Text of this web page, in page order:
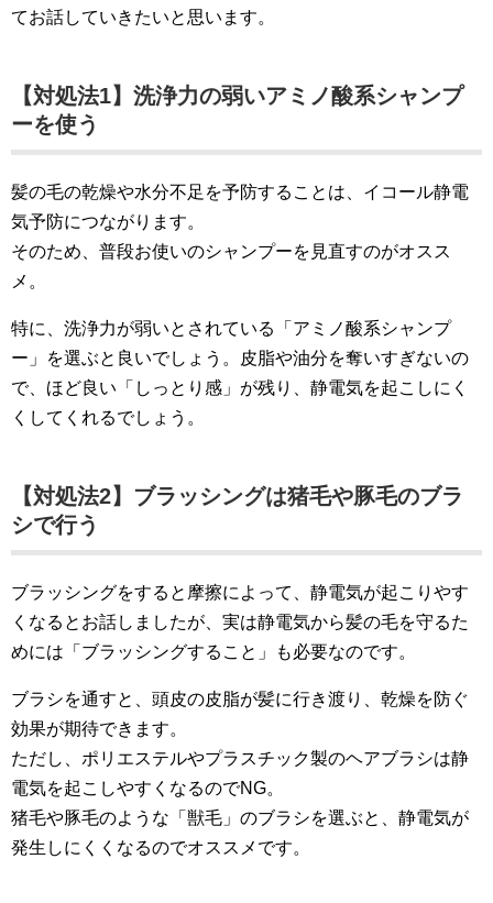
てお話していきたいと思います。
【対処法1】洗浄力の弱いアミノ酸系シャンプ
ーを使う
髪の毛の乾燥や水分不足を予防することは、イコール静電
気予防につながります。
そのため、普段お使いのシャンプーを見直すのがオスス
メ。
特に、洗浄力が弱いとされている「アミノ酸系シャンプ
ー」を選ぶと良いでしょう。皮脂や油分を奪いすぎないの
で、ほど良い「しっとり感」が残り、静電気を起こしにく
くしてくれるでしょう。
【対処法2】ブラッシングは猪毛や豚毛のブラ
シで行う
ブラッシングをすると摩擦によって、静電気が起こりやす
くなるとお話しましたが、実は静電気から髪の毛を守るた
めには「ブラッシングすること」も必要なのです。
ブラシを通すと、頭皮の皮脂が髪に行き渡り、乾燥を防ぐ
効果が期待できます。
ただし、ポリエステルやプラスチック製のヘアブラシは静
電気を起こしやすくなるのでNG。
猪毛や豚毛のような「獣毛」のブラシを選ぶと、静電気が
発生しにくくなるのでオススメです。